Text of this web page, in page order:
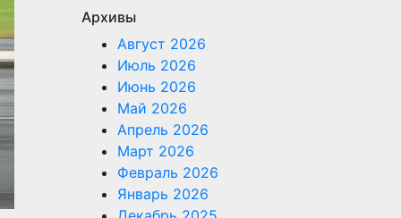
Архивы
Август 2026
Июль 2026
Июнь 2026
Май 2026
Апрель 2026
Март 2026
Февраль 2026
Январь 2026